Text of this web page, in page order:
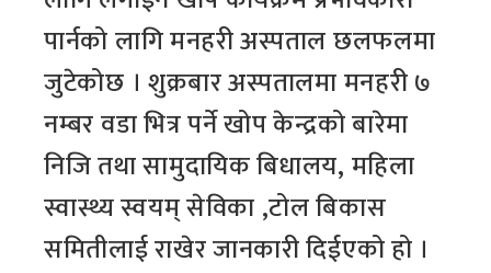
पार्नको लागि मनहरी अस्पताल छलफलमा
जुटेकोछ । शुक्रबार अस्पतालमा मनहरी ७
नम्बर वडा भित्र पर्ने खोप केन्द्रको बारेमा
निजि तथा सामुदायिक बिधालय, महिला
स्वास्थ्य स्वयम् सेविका ,टोल बिकास
समितीलाई राखेर जानकारी दिईएको हो ।